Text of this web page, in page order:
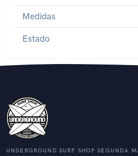
Medidas
Estado
UNDERGROUND SURF SHOP SEGUNDA